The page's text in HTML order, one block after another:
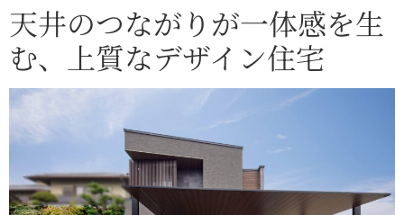
天井のつながりが一体感を生
む、上質なデザイン住宅